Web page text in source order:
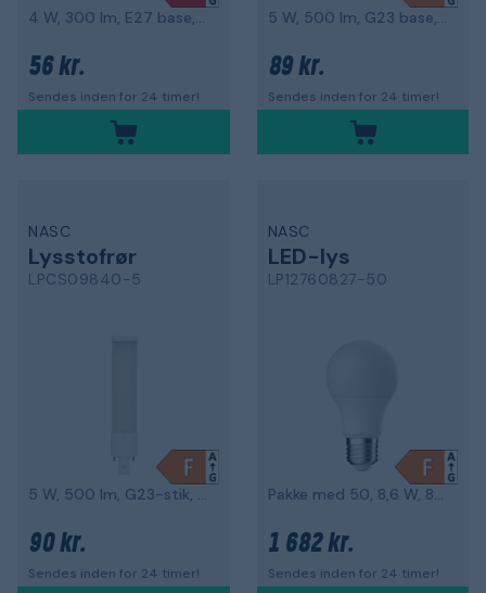
4 W, 300 lm, E27 base, 2200 K
56 kr.
Sendes inden for 24 timer!
5 W, 500 lm, G23 base, 3000 K
89 kr.
Sendes inden for 24 timer!
NASC
Lysstofrør
LPCS09840-5
5 W, 500 lm, G23-stik, 4000 K
90 kr.
Sendes inden for 24 timer!
NASC
LED-lys
LP12760827-50
Pakke med 50, 8,6 W, 810 lm, E27-stik
1 682 kr.
Sendes inden for 24 timer!